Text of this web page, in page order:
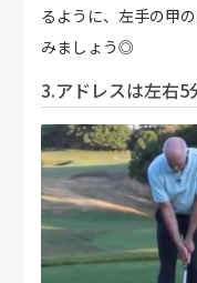
るように、左手の甲
みましょう◎
3.アドレスは左右5